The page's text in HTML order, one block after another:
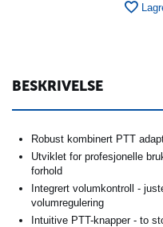
BESKRIVELSE
Robust kombinert PTT
Utviklet for profesjonelle
forhold
Integrert volumkontroll -
volumregulering
Intuitive PTT-knapper - to